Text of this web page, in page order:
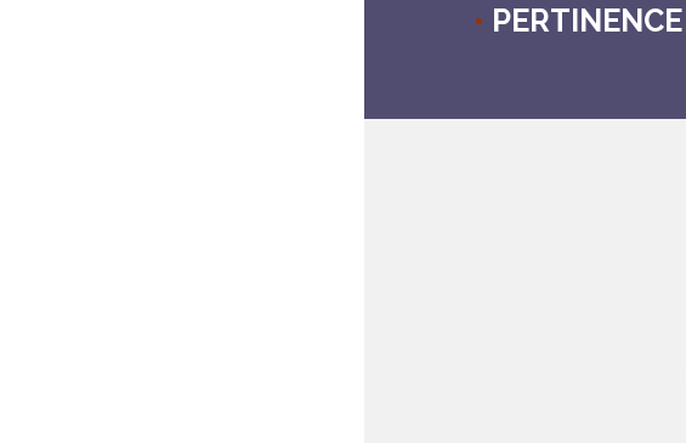
• PERTINENCE